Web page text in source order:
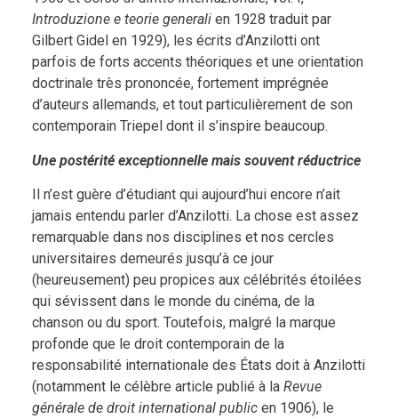
Introduzione e teorie generalien 1928 traduit par
Gilbert Gidel en 1929), les écrits d’Anzilotti ont
parfois de forts accents théoriques et une orientation
doctrinale très prononcée, fortement imprégnée
d’auteurs allemands, et tout particulièrement de son
contemporain Triepel dont il s’inspire beaucoup.
Une postérité exceptionnelle mais souvent réductrice
Il n’est guère d’étudiant qui aujourd’hui encore n’ait
jamais entendu parler d’Anzilotti. La chose est assez
remarquable dans nos disciplines et nos cercles
universitaires demeurés jusqu’à ce jour
(heureusement) peu propices aux célébrités étoilées
qui sévissent dans le monde du cinéma, de la
chanson ou du sport. Toutefois, malgré la marque
profonde que le droit contemporain de la
responsabilité internationale des États doit à Anzilotti
(notamment le célèbre article publié à la Revue
générale de droit international public en 1906), le